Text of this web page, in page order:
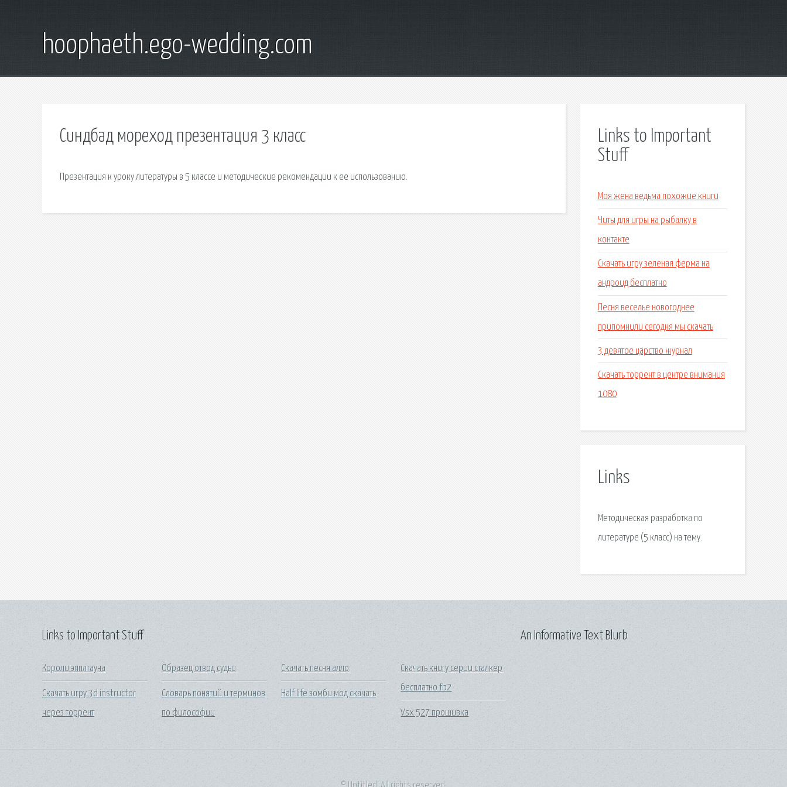
hoophaeth.ego-wedding.com
Синдбад мореход презентация 3 класс
Презентация к уроку литературы в 5 классе и методические рекомендации к ее использованию.
Links to Important
Stuff
Моя жена ведьма похожие книги
Читы для игры на рыбалку в
контакте
Скачать игру зеленая ферма на
андроид бесплатно
Песня веселье новогоднее
припомнили сегодня мы скачать
3 девятое царство журнал
Скачать торрент в центре внимания
1080
Links
Методическая разработка по
литературе (5 класс) на тему.
Links to Important Stuff
Короли эпплтауна
Скачать игру 3d instructor
через торрент
Образец отвод судьи
Словарь понятий и терминов
по философии
Скачать песня алло
Half life зомби мод скачать
Скачать книгу серии сталкер
бесплатно fb2
Vsx 527 прошивка
An Informative Text Blurb